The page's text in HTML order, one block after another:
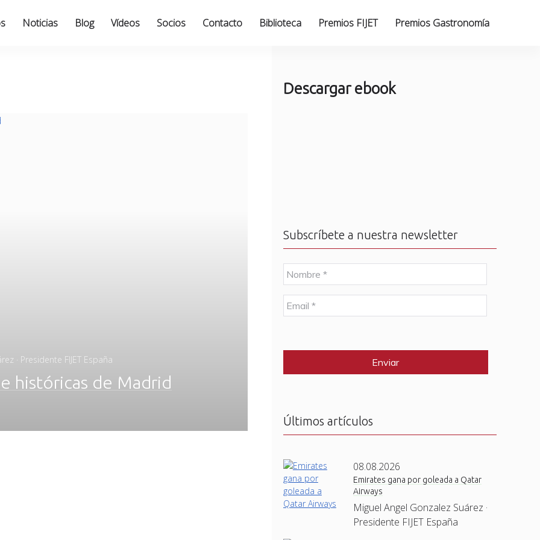
Noticias Blog Vídeos Socios Contacto Biblioteca Premios FIJET Premios Gastronomía
· Presidente FIJET España
históricas de Madrid
Descargar ebook
Subscríbete a nuestra newsletter
N
o
m
b
r
E
m
l
Últimos artículos
08.08.2026
Emirates gana por goleada a Qatar
Airways
Miguel Angel Gonzalez Suárez ·
Presidente FIJET España